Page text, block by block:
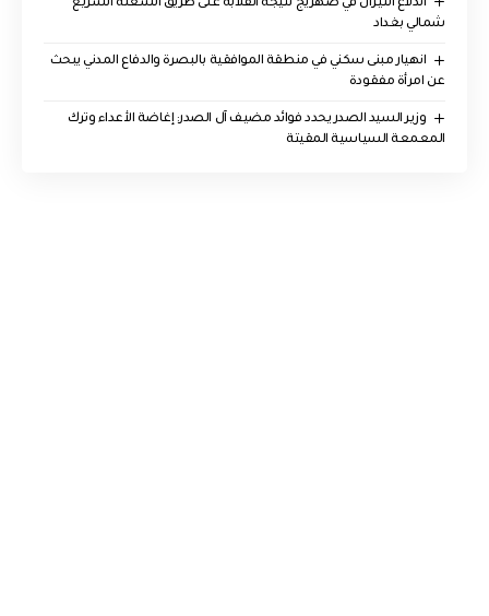
اندلاع النيران في صهريج نتيجة انقلابه على طريق الشعلة السريع
شمالي بغداد
انهيار مبنى سكني في منطقة الموافقية بالبصرة والدفاع المدني يبحث
عن امرأة مفقودة
وزير السيد الصدر يحدد فوائد مضيف آل الصدر: إغاضة الأعداء وترك
المعمعة السياسية المقيتة